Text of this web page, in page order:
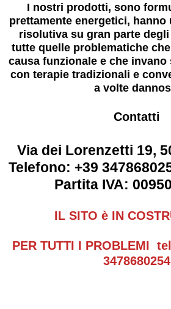
I nostri prodotti, sono
prettamente energetici, hanno
risolutiva su gran parte
tutte quelle problematiche
causa funzionale e che
con terapie tradizionali e
a volte
Contatti
Via dei Lorenzetti 19,
Telefono: +39
Partita IVA:
IL SITO è IN
PER TUTTI I PROBLEMI
3478680254